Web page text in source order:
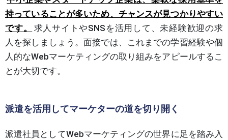
持っていることが多いため、チャンスが見つかりやすい
です。
求人サイトやSNSを活用して、未経験歓迎の求
人を探しましょう。面接では、これまでの学習経験や個
人的なWebマーケティングの取り組みをアピールするこ
とが大切です。
派遣を活用してマーケターの道を切り開く
派遣社員としてWebマーケティングの世界に足を踏み入